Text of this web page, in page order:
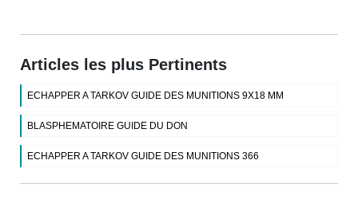
Articles les plus Pertinents
ECHAPPER A TARKOV GUIDE DES MUNITIONS 9X18 MM
BLASPHEMATOIRE GUIDE DU DON
ECHAPPER A TARKOV GUIDE DES MUNITIONS 366